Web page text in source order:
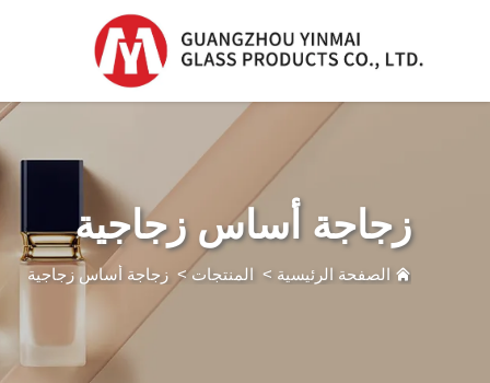
زجاجة السيرم زجاجة السيرم
زجاجة بلاستيكية
بدripper
زجاجة عطر
زجاجة أساس زجاجية
الصفحة الرئيسية > المنتجات> زجاجة أساس زجاجية